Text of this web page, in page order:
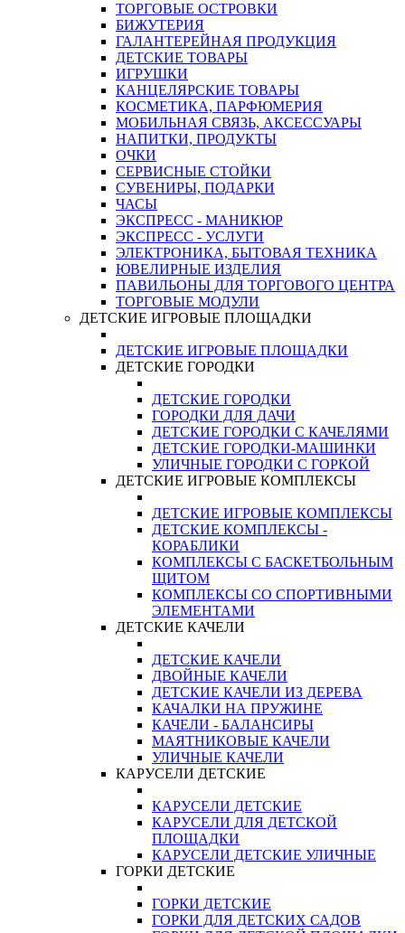
ТОРГОВЫЕ ОСТРОВКИ
БИЖУТЕРИЯ
ГАЛАНТЕРЕЙНАЯ ПРОДУКЦИЯ
ДЕТСКИЕ ТОВАРЫ
ИГРУШКИ
КАНЦЕЛЯРСКИЕ ТОВАРЫ
КОСМЕТИКА, ПАРФЮМЕРИЯ
МОБИЛЬНАЯ СВЯЗЬ, АКСЕССУАРЫ
НАПИТКИ, ПРОДУКТЫ
ОЧКИ
СЕРВИСНЫЕ СТОЙКИ
СУВЕНИРЫ, ПОДАРКИ
ЧАСЫ
ЭКСПРЕСС - МАНИКЮР
ЭКСПРЕСС - УСЛУГИ
ЭЛЕКТРОНИКА, БЫТОВАЯ ТЕХНИКА
ЮВЕЛИРНЫЕ ИЗДЕЛИЯ
ПАВИЛЬОНЫ ДЛЯ ТОРГОВОГО ЦЕНТРА
ТОРГОВЫЕ МОДУЛИ
ДЕТСКИЕ ИГРОВЫЕ ПЛОЩАДКИ
ДЕТСКИЕ ИГРОВЫЕ ПЛОЩАДКИ
ДЕТСКИЕ ГОРОДКИ
ДЕТСКИЕ ГОРОДКИ
ГОРОДКИ ДЛЯ ДАЧИ
ДЕТСКИЕ ГОРОДКИ С КАЧЕЛЯМИ
ДЕТСКИЕ ГОРОДКИ-МАШИНКИ
УЛИЧНЫЕ ГОРОДКИ С ГОРКОЙ
ДЕТСКИЕ ИГРОВЫЕ КОМПЛЕКСЫ
ДЕТСКИЕ ИГРОВЫЕ КОМПЛЕКСЫ
ДЕТСКИЕ КОМПЛЕКСЫ -
КОРАБЛИКИ
КОМПЛЕКСЫ С БАСКЕТБОЛЬНЫМ
ЩИТОМ
КОМПЛЕКСЫ СО СПОРТИВНЫМИ
ЭЛЕМЕНТАМИ
ДЕТСКИЕ КАЧЕЛИ
ДЕТСКИЕ КАЧЕЛИ
ДВОЙНЫЕ КАЧЕЛИ
ДЕТСКИЕ КАЧЕЛИ ИЗ ДЕРЕВА
КАЧАЛКИ НА ПРУЖИНЕ
КАЧЕЛИ - БАЛАНСИРЫ
МАЯТНИКОВЫЕ КАЧЕЛИ
УЛИЧНЫЕ КАЧЕЛИ
КАРУСЕЛИ ДЕТСКИЕ
КАРУСЕЛИ ДЕТСКИЕ
КАРУСЕЛИ ДЛЯ ДЕТСКОЙ
ПЛОЩАДКИ
КАРУСЕЛИ ДЕТСКИЕ УЛИЧНЫЕ
ГОРКИ ДЕТСКИЕ
ГОРКИ ДЕТСКИЕ
ГОРКИ ДЛЯ ДЕТСКИХ САДОВ